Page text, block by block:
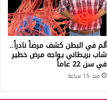
ألم في البطن كشف مرضاً نادراً..
شاب بريطاني يواجه مرض خطير
في سن 22 عاماً
منذ 15 ساعة